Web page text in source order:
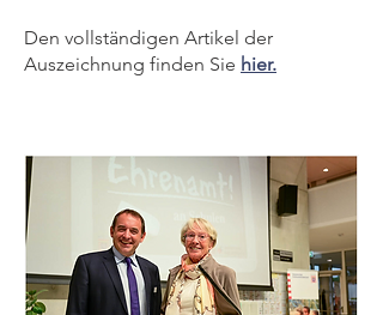
Den vollständigen Artikel der
Auszeichnung finden Sie hier.